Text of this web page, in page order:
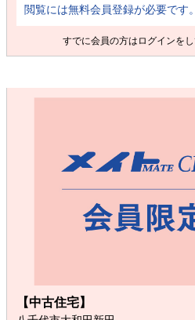
閲覧には無料会員登録が必要です。
すでに会員の方は ログインを
【中古住宅】